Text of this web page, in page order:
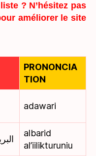
? N’hésitez pas
améliorer le site
PRONONCIA
TION
adawari
albarid
al’iilikturuniu